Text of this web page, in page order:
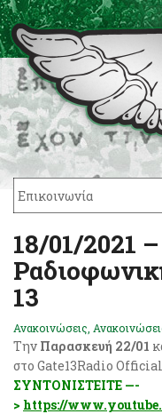
18/01/2021
13
Ανακοινώσεις
Την Παρασκευή 22/01
στο Gate13Radio
ΣΥΝΤΟΝΙΣΤΕΙΤΕ —-
> https://